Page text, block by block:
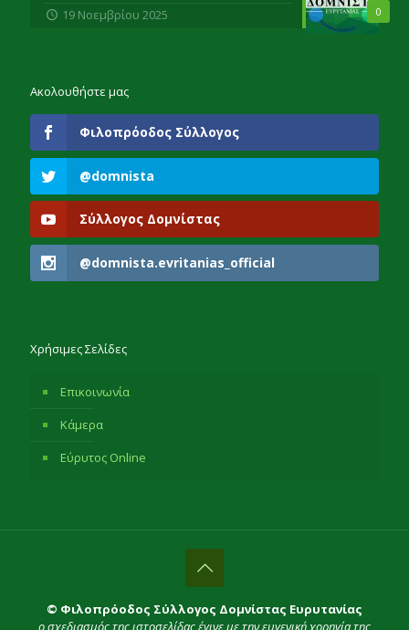
0
19 Νοεμβρίου 2025
Ακολουθήστε μας
Φιλοπρόοδος Σύλλογος
@domnista
Σύλλογος Δομνίστας
@domnista.evritanias_official
Χρήσιμες Σελίδες
Επικοινωνία
Κάμερα
Εύρυτος Online
© Φιλοπρόοδος Σύλλογος Δομνίστας Ευρυτανίας
ο σχεδιασμός της ιστοσελίδας έγινε με την ευγενική χορηγία της